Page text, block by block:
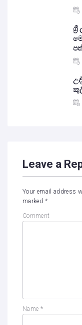
Leave a
Your email address
marked *
Comment
Name *